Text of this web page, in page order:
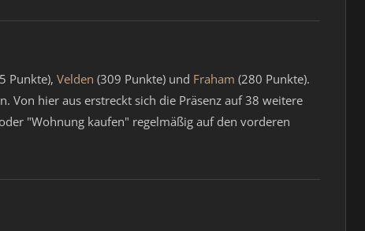
Punkte), Velden (309 Punkte) und Fraham (280 Punkte).
Von hier aus erstreckt sich die Präsenz auf 38 weitere
"Wohnung kaufen" regelmäßig auf den vorderen